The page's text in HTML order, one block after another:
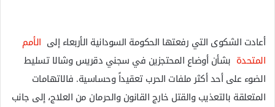
أعادت الشكوى التي رفعتها الحكومة السودانية الأربعاء إلى الأمم
المتحدة بشأن أوضاع المحتجزين في سجني دقريس وشالا تسليط
الضوء على أحد أكثر ملفات الحرب تعقيداً وحساسية. فالاتهامات
المتعلقة بالتعذيب والقتل خارج القانون والحرمان من العلاج، إلى جانب